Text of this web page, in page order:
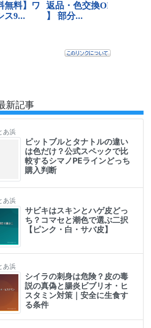
新記事
あ浜
ピットブルとタナトルの違い
は色だけ？公式スペックで比
較するシマノPEラインどっち
購入判断
あ浜
サビキはスキンとハゲ皮どっ
ち？コマセと潮色で選ぶ二択
【ピンク・白・サバ皮】
あ浜
シイラの刺身は危険？皮の毒
説の真偽と腸炎ビブリオ・ヒ
スタミン対策｜安全に生食す
る条件